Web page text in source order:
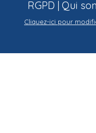
RGPD | Qui
Cliquez-ici pour